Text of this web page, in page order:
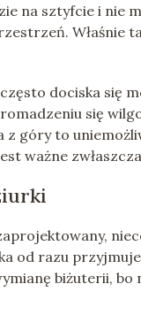
na sztyfcie i nie
dociska się
się
góry to
ważne
od razu
biżuterii, bo